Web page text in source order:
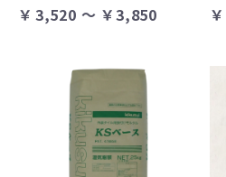
￥3,520 ～ ￥3,850